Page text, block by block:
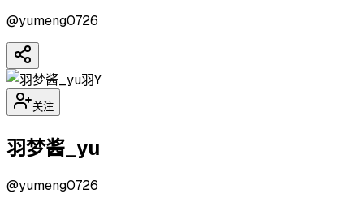
@yumeng0726
羽Y
关注
羽梦酱_yu
@yumeng0726